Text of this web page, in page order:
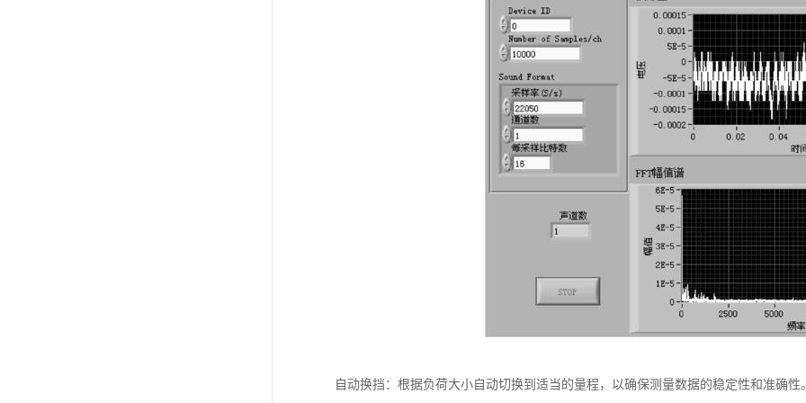
自动换挡：根据负荷大小自动切换到适当的量程，以确保测量数据的稳定性和准确性